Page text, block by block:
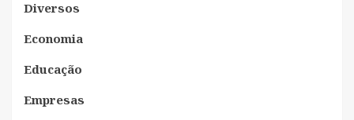
Diversos
Economia
Educação
Empresas